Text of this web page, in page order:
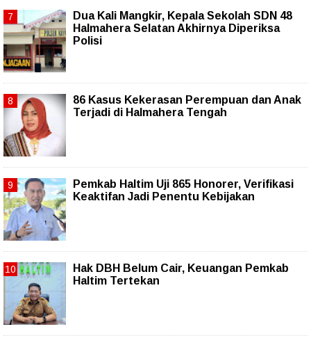
Dua Kali Mangkir, Kepala Sekolah SDN 48
Halmahera Selatan Akhirnya Diperiksa
Polisi
86 Kasus Kekerasan Perempuan dan Anak
Terjadi di Halmahera Tengah
Pemkab Haltim Uji 865 Honorer, Verifikasi
Keaktifan Jadi Penentu Kebijakan
Hak DBH Belum Cair, Keuangan Pemkab
Haltim Tertekan